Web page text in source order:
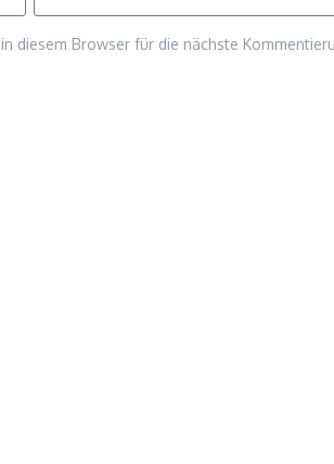
diesem Browser für die nächste